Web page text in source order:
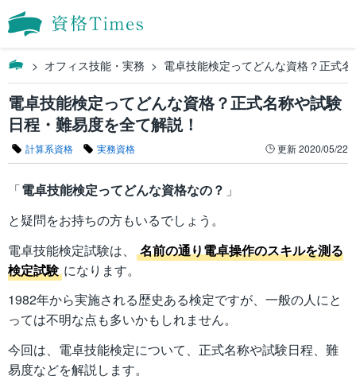
オフィス技能・実務 電卓技能検定ってどんな資格？正式
電卓技能検定ってどんな資格？正式名称や試験
日程・難易度を全て解説！
計算系資格 実務資格 更新2020/05/22
「電卓技能検定ってどんな資格なの？ 」
と疑問をお持ちの方もいるでしょう。
電卓技能検定試験は、
名前の通り電卓操作のスキルを測る
検定試験 になります。
1982年から実施される歴史ある検定ですが、一般の人にと
っては不明な点も多いかもしれません。
今回は、電卓技能検定について、正式名称や試験日程、難
易度などを解説します。